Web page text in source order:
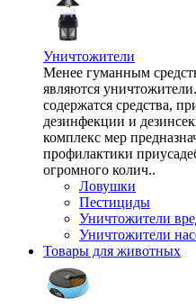
Уничтожители
Менее гуманным
являются
содержатся средства,
дезинфекции и
комплекс мер
профилактики
огромного колич..
Ловушки
Пестициды
Уничтожители
Уничтожители
Товары для животных